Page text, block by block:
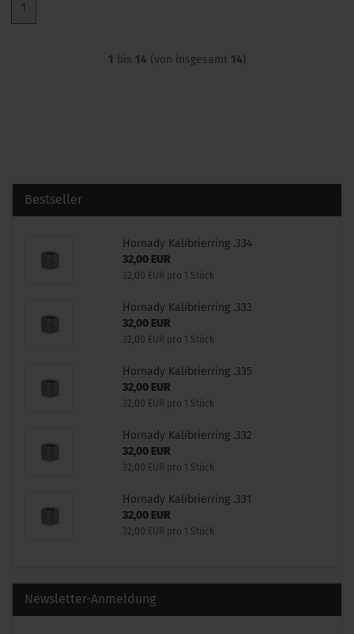
1
1 bis 14 (von insgesamt 14)
Bestseller
Hornady Kalibrierring .334
32,00 EUR
32,00 EUR pro 1 Stück
Hornady Kalibrierring .333
32,00 EUR
32,00 EUR pro 1 Stück
Hornady Kalibrierring .335
32,00 EUR
32,00 EUR pro 1 Stück
Hornady Kalibrierring .332
32,00 EUR
32,00 EUR pro 1 Stück
Hornady Kalibrierring .331
32,00 EUR
32,00 EUR pro 1 Stück
Newsletter-Anmeldung